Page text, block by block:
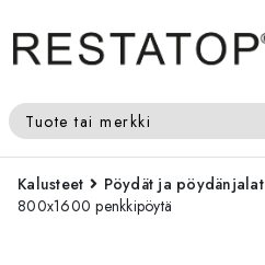
Tuote tai merkki
Kalusteet Pöydät ja pöydänjalat
800x1600 penkkipöytä